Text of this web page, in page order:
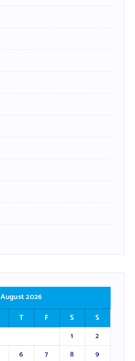
August 2026
T F S
S
1
2
6 7 8
9